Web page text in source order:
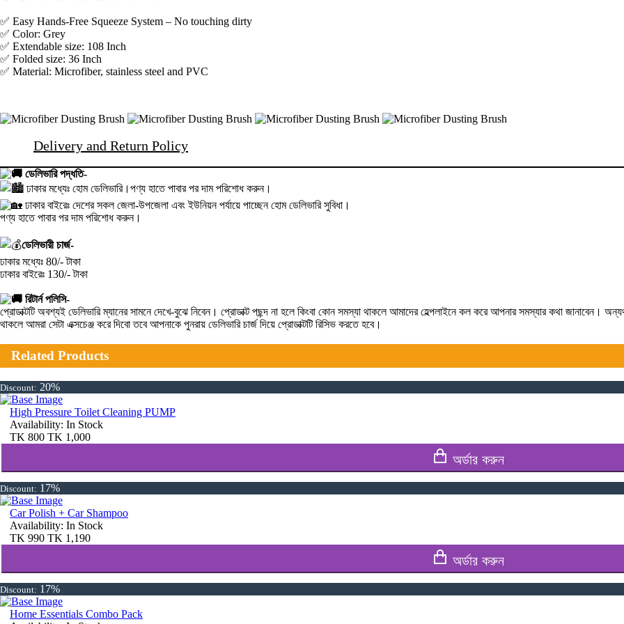
✅ Easy Hands-Free Squeeze System – No touching dirty
✅ Color: Grey
✅ Extendable size: 108 Inch
✅ Folded size: 36 Inch
✅ Material: Microfiber, stainless steel and PVC
Delivery and Return Policy
ডেলিভারি পদ্ধতি-
ঢাকার মধ্যেঃ হোম ডেলিভারি।পণ্য হাতে পাবার পর দাম পরিশোধ করুন।
ঢাকার বাইরেঃ দেশের সকল জেলা-উপজেলা এবং ইউনিয়ন পর্যায়ে পাচ্ছেন হোম ডেলিভারি সুবিধা।
পণ্য হাতে পাবার পর দাম পরিশোধ করুন।
ডেলিভারী চার্জ-
ঢাকার মধ্যেঃ 80/- টাকা
ঢাকার বাইরেঃ 130/- টাকা
রিটার্ন পলিসি-
প্রোডাক্টটি অবশ্যই ডেলিভারি ম্যানের সামনে দেখে-বুঝে নিবেন। প্রোডাক্ট পছন্দ না হলে কিংবা কোন সমস্যা থাকলে আমাদের হেল্পলাইনে কল করে আপনার সমস্যার কথা জানাবেন।
থাকলে আমরা সেটা এক্সচেঞ্জ করে দিবো তবে আপনাকে পুনরায় ডেলিভারি চার্জ দিয়ে প্রোডাক্টটি রিসিভ করতে হবে।
Related Products
Discount: 20%
High Pressure Toilet Cleaning PUMP
Availability: In Stock
TK 800 TK 1,000
অর্ডার করুন
Discount: 17%
Car Polish + Car Shampoo
Availability: In Stock
TK 990 TK 1,190
অর্ডার করুন
Discount: 17%
Home Essentials Combo Pack